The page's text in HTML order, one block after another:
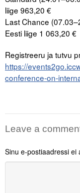
liige 963,20 €
Last Chance
Eesti liige 1 063,20 €
Registreeru ja tutvu
https://
conference-on-
Leave a
Sinu e-postiaadressi ei